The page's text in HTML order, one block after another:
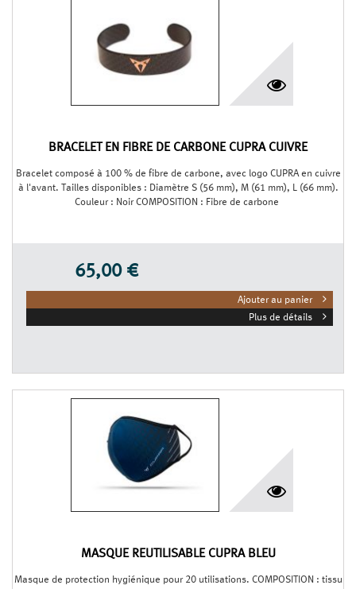
BRACELET EN FIBRE DE CARBONE CUPRA CUIVRE
Bracelet composé à 100 % de fibre de carbone, avec logo CUPRA en cuivre
à l'avant. Tailles disponibles : Diamètre S (56 mm), M (61 mm), L (66 mm).
Couleur : Noir COMPOSITION : Fibre de carbone
65,00 €
Ajouter au panier
Plus de détails
MASQUE RÉUTILISABLE CUPRA BLEU
Masque de protection hygiénique pour 20 utilisations. COMPOSITION : tissu